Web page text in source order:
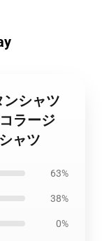
シャツ
ラージ
ャツ
63%
38%
0%